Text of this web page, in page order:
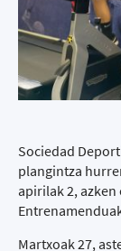
Sociedad
plangintza
apirilak 2,
Martxoak 27,